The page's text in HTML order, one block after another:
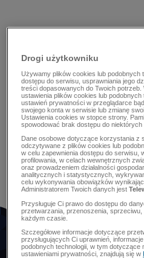
Drogi użytkowniku
Używamy plików cookies lub podobnych
dostępu do serwisu, usprawniania jego
treści dopasowanych do Twoich
ustawienia plików cookies lub
ustawień prywatności w przeglądarce
swojego konta w serwisie lub zmianę
Ustawienia cookies w stopce strony.
spowodować brak dostępu do niektórych
Dane osobowe dotyczące korzystania z
odczytywane z plików cookies lub
w celu zapewnienia dostępu do serwisu,
profilowania, w celach wewnętrznych
oraz prowadzeniem działalności
analitycznych i statystycznych,
celu wykonywania obowiązków
Administratorem Twoich danych jest
Przysługuje Ci prawo do dostępu do
przetwarzania, przenoszenia,
każdym czasie.
Szczegółowe informacje dotyczące
przysługujących Ci uprawnień,
podobnych technologii, w tym dotyczące
ustawieniami prywatności, znajdują się w